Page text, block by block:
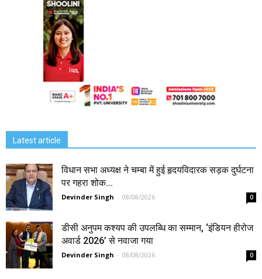
Latest article
विधान सभा अध्यक्ष ने चम्बा में हुई हृदयविदारक सड़क दुर्घटना
पर गहरा शोक...
Devinder Singh - 08/08/2026 0
डीसी अनुपम कश्यप की उपलब्धि का सम्मान, ‘इंडियन हीरोज
अवार्ड 2026’ से नवाजा गया
Devinder Singh - 08/08/2026 0